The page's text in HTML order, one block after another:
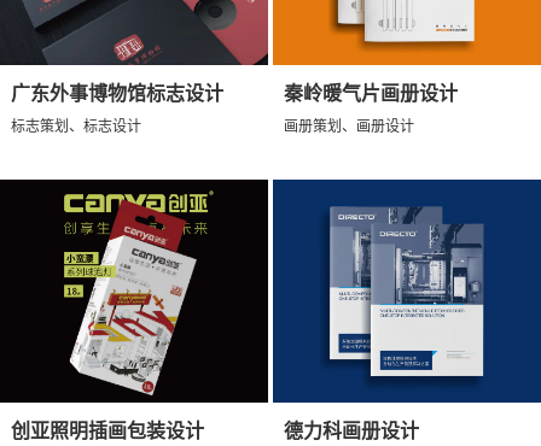
广东外事博物馆标志设计
标志策划、标志设计
秦岭暖气片画册设计
画册策划、画册设计
创亚照明插画包装设计 德力科画册设计